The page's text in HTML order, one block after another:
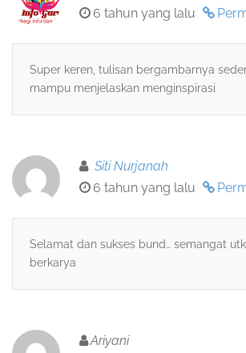
6 tahun yang lalu
Super keren, tulisan bergambarnya
mampu menjelaskan menginspirasi
Siti Nurjanah
6 tahun yang lalu
Selamat dan sukses bund… semangat
berkarya
Ariyani